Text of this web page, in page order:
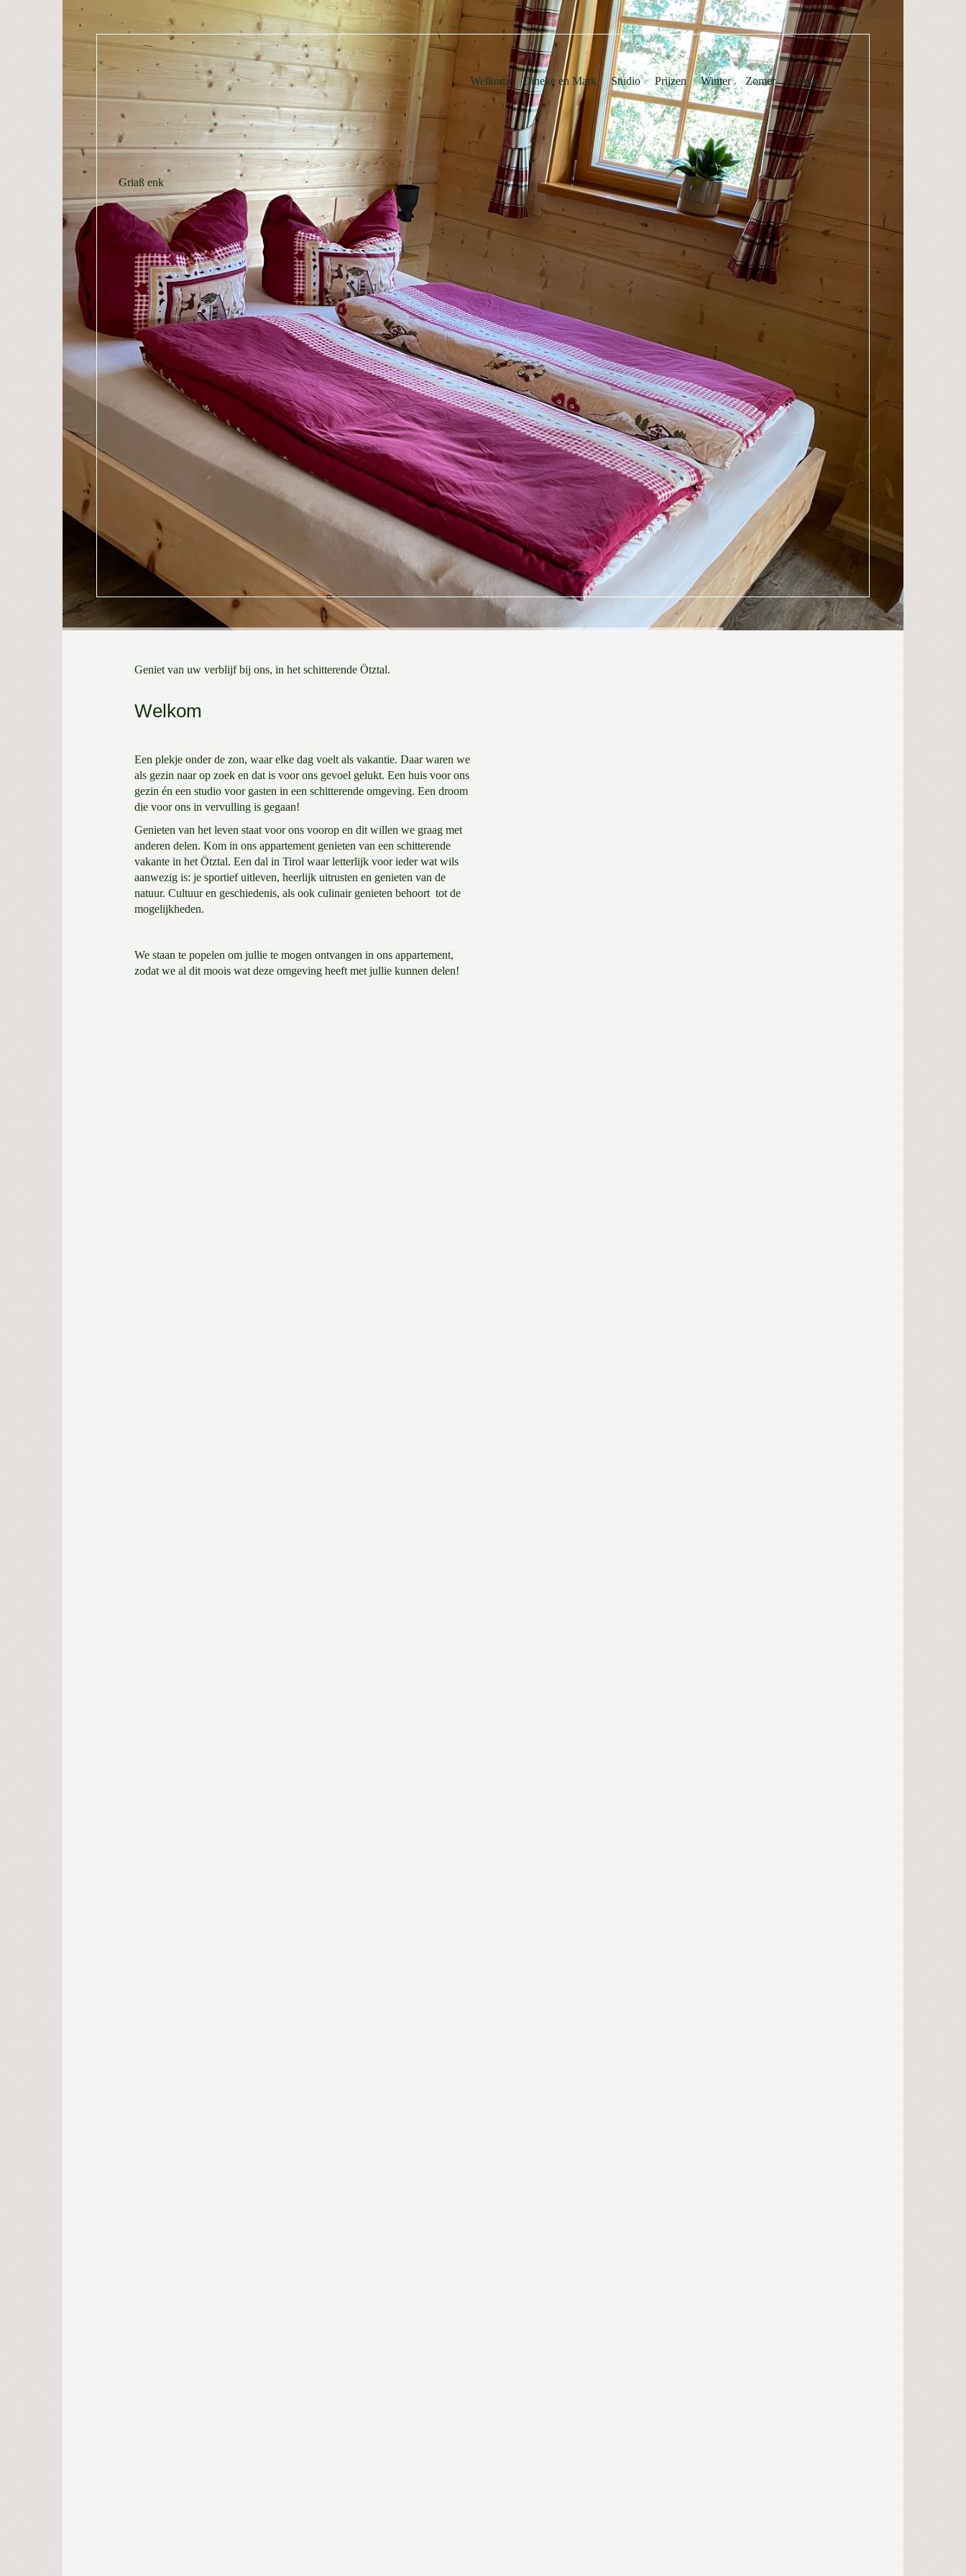
Griaß enk
Welkom Dineke en Mark Studio Prijzen Winter Zomer Route
Geniet van uw verblijf bij ons, in het schitterende Ötztal.
Welkom
Een plekje onder de zon, waar elke dag voelt als vakantie. Daar waren we
als gezin naar op zoek en dat is voor ons gevoel gelukt. Een huis voor ons
gezin én een studio voor gasten in een schitterende omgeving. Een droom
die voor ons in vervulling is gegaan!
Genieten van het leven staat voor ons voorop en dit willen we graag met
anderen delen. Kom in ons appartement genieten van een schitterende
vakante in het Ötztal. Een dal in Tirol waar letterlijk voor ieder wat wils
aanwezig is: je sportief uitleven, heerlijk uitrusten en genieten van de
natuur. Cultuur en geschiedenis, als ook culinair genieten behoort tot de
mogelijkheden.
We staan te popelen om jullie te mogen ontvangen in ons appartement,
zodat we al dit moois wat deze omgeving heeft met jullie kunnen delen!